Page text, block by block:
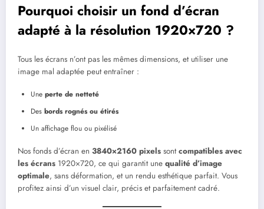
Pourquoi choisir un fond d’écran
adapté à la résolution 1920×720 ?
Tous les écrans n’ont pas les mêmes dimensions, et utiliser une
image mal adaptée peut entraîner :
Une perte de netteté
Des bords rognés ou étirés
Un affichage flou ou pixélisé
Nos fonds d’écran en 3840×2160 pixels sontcompatibles avec
les écrans 1920×720, ce qui garantit une qualité d’image
optimale, sans déformation, et un rendu esthétique parfait. Vous
profitez ainsi d’un visuel clair, précis et parfaitement cadré.